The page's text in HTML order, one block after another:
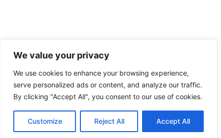
We value your privacy
We use cookies to enhance your browsing experience,
serve personalized ads or content, and analyze our traffic.
By clicking "Accept All", you consent to our use of cookies.
Customize Reject All Accept All